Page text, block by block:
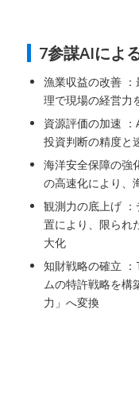
7参謀AIによ
漁業収益の改善
理で現場の経営力
資源評価の加速
投資判断の精度と
海洋安全保障の強
の高速化により、
観測力の底上げ
置により、限られ
大化
知財戦略の確立
ムの特許戦略を構
力」へ変換